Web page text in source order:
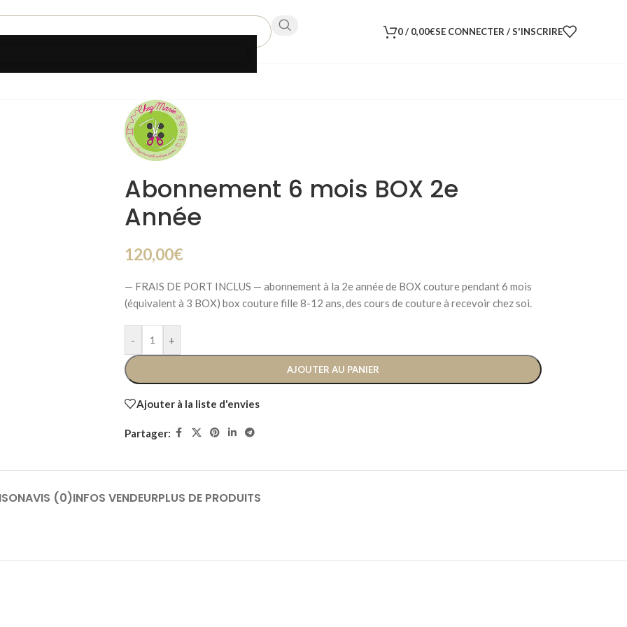
0/ 0,00€SE CONNECTER / S'INSCRIRE
Abonnement 6 mois BOX 2e
Année
120,00€
— FRAIS DE PORT INCLUS — abonnement à la 2e année de BOX couture pendant 6 mois
(équivalent à 3 BOX) box couture fille 8-12 ans, des cours de couture à recevoir chez soi.
- +
AJOUTER AU PANIER
Ajouter à la liste d'envies
Partager:
AVIS (0)INFOS VENDEURPLUS DE PRODUITS